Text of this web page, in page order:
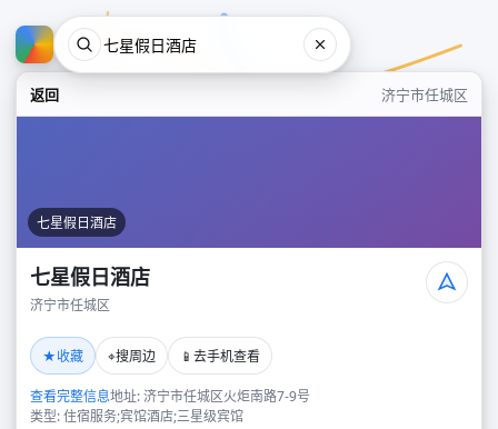
返回 济宁市任城区
七星假日酒店
七星假日酒店
济宁市任城区
★收藏 ⌖搜周边 📱 去手机查看
查看完整信息地址: 济宁市任城区火炬南路7-9号
类型: 住宿服务;宾馆酒店;三星级宾馆